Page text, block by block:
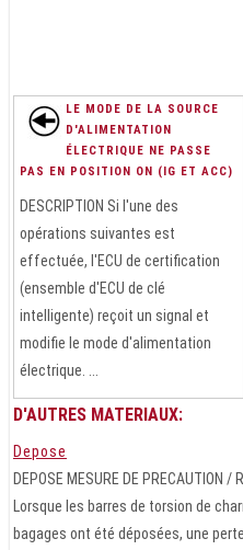
LE MODE DE LA SOURCE
D'ALIMENTATION
ÉLECTRIQUE NE PASSE
PAS EN POSITION ON (IG ET ACC)
DESCRIPTION Si l'une des
opérations suivantes est
effectuée, l'ECU de certification
(ensemble d'ECU de clé
intelligente) reçoit un signal et
modifie le mode d'alimentation
électrique. ...
D'AUTRES MATERIAUX:
Depose
DEPOSE MESURE DE PRECAUTION /
Lorsque les barres de torsion de
bagages ont été déposées, une